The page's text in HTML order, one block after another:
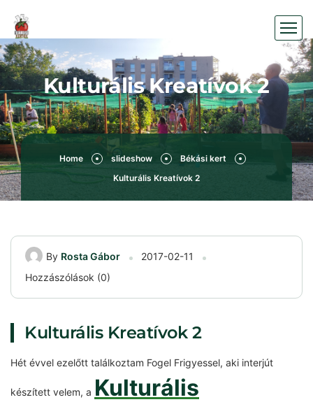
Kulturális Kreatívok 2
Home slideshow
Békási kert
Kulturális Kreatívok 2
By Rosta Gábor
2017-02-11
Hozzászólások (0)
Kulturális Kreatívok 2
Hét évvel ezelőtt találkoztam Fogel Frigyessel, aki interjút
készített velem, a Kulturális